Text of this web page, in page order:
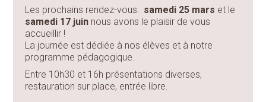
Les prochains rendez-vous: samedi 25 mars et le
samedi 17 juin nous avons le plaisir de vous
accueillir !
La journée est dédiée à nos élèves et à notre
programme pédagogique.
Entre 10h30 et 16h présentations diverses,
restauration sur place, entrée libre.